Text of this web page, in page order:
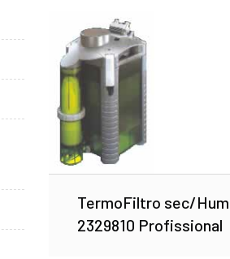
TermoFiltro sec/Hum
2329810 Profissional